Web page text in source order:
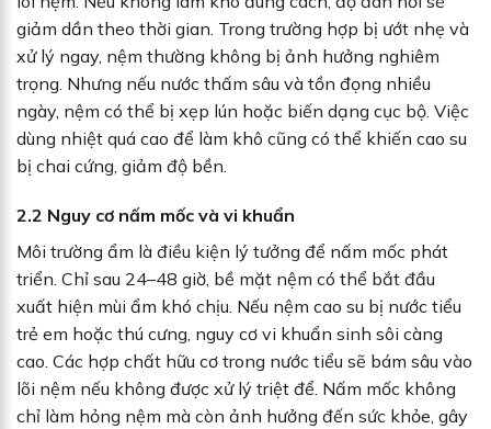
giảm dần theo thời gian. Trong trường hợp bị ướt nhẹ và
xử lý ngay, nệm thường không bị ảnh hưởng nghiêm
trọng. Nhưng nếu nước thấm sâu và tồn đọng nhiều
ngày, nệm có thể bị xẹp lún hoặc biến dạng cục bộ. Việc
dùng nhiệt quá cao để làm khô cũng có thể khiến cao su
bị chai cứng, giảm độ bền.
2.2 Nguy cơ nấm mốc và vi khuẩn
Môi trường ẩm là điều kiện lý tưởng để nấm mốc phát
triển. Chỉ sau 24–48 giờ, bề mặt nệm có thể bắt đầu
xuất hiện mùi ẩm khó chịu. Nếu nệm cao su bị nước tiểu
trẻ em hoặc thú cưng, nguy cơ vi khuẩn sinh sôi càng
cao. Các hợp chất hữu cơ trong nước tiểu sẽ bám sâu vào
lõi nệm nếu không được xử lý triệt để. Nấm mốc không
chỉ làm hỏng nệm mà còn ảnh hưởng đến sức khỏe, gây